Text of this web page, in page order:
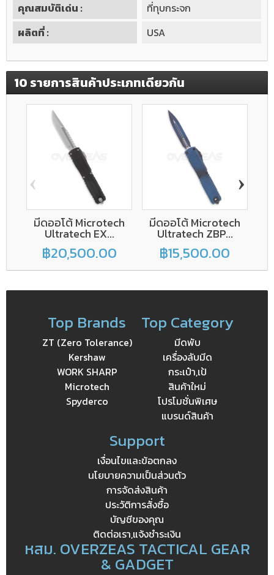
คุณสมบัติเด่น :
ที่ทุบกระจก
ผลิตที่ :
USA
10 รายการสินค้าประเภทเดียวกัน
มีดออโต้ Microtech
Ultratech EX...
฿20,500.00
มีดออโต้ Microtech
Ultratech ZBP...
฿15,500.00
‹ ›
Top Brands
ZT (Zero Tolerance)
Kershaw
WORK SHARP
Microtech
Spyderco
Top Category
มีดพับ
เครื่องลับมีด
กระเป๋า,เป้
สินค้าใหม่
โปรโมชั่นพิเศษ
แบรนด์สินค้า
Support
เงื่อนไขและข้อตกลง
นโยบายความเป็นส่วนตัว
การจัดส่งสินค้า
ประวัติการสั่งซื้อ
บัญชีของคุณ
ติดต่อเรา,แจ้งชำระเงิน
หสม. OVERZEAS TACTICAL GEAR
& GADGET